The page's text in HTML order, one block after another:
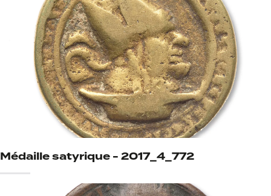
Médaille satyrique - 2017_4_772